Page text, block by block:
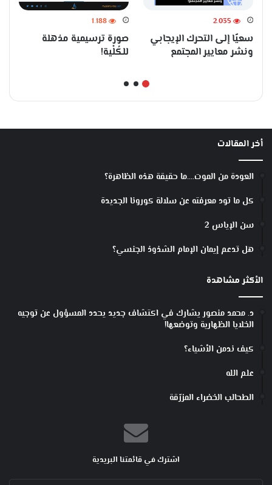
2٬035
سعيًا إلى التحرك الإيجابي
ونشر معايير المجتمع
1٬188
صورة ترسيمية مذهلة
للكُلْية!
أخر المقالات
العودة من الموت….ما حقيقة هذه الظاهرة؟
كل ما تود معرفته عن سلالة كورونا الجديدة
سن الإياس 2
هل تدعم إيمان الإمام الشذوذ الجنسي؟
الأكثر مشاهدة
د. محمد منصور يشارك في اكتشاف جديد يحدد المسؤول عن توجيه
الخلايا الظهارية وتوضعها!
كيف ندمن الأشياء؟
علم الله
الطحالب الخضراء المزرّقة
اشترك في قائمتنا البريدية